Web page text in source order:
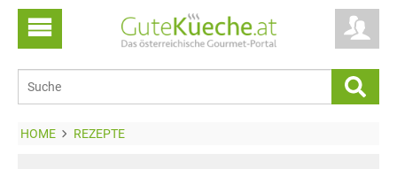
HOME REZEPTE